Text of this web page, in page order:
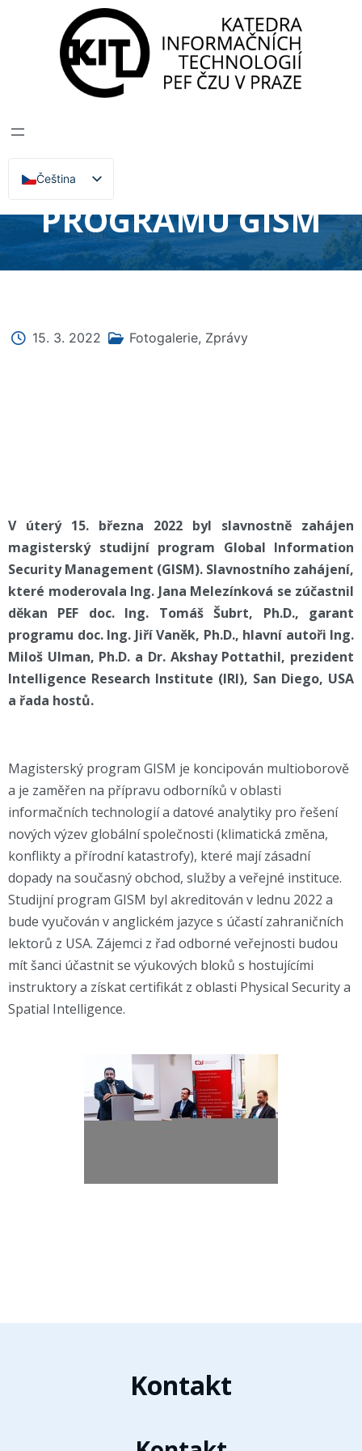
Čeština
English
informačních technologií
Zprávy, Akce,
SLAVNOSTNÍ
STUDIJNÍHO
PROGRAMU GISM
15. 3. 2022 Fotogalerie, Zprávy
V úterý 15. března 2022 byl slavnostně zahájen
magisterský studijní program Global Information
Security Management (GISM). Slavnostního zahájení,
které moderovala Ing. Jana Melezínková se zúčastnil
děkan PEF doc. Ing. Tomáš Šubrt, Ph.D., garant
programu doc. Ing. Jiří Vaněk, Ph.D., hlavní autoři Ing.
Miloš Ulman, Ph.D. a Dr. Akshay Pottathil, prezident
Intelligence Research Institute (IRI), San Diego, USA
a řada hostů.
Magisterský program GISM je koncipován multioborově
a je zaměřen na přípravu odborníků v oblasti
informačních technologií a datové analytiky pro řešení
nových výzev globální společnosti (klimatická změna,
konflikty a přírodní katastrofy), které mají zásadní
dopady na současný obchod, služby a veřejné instituce.
Studijní program GISM byl akreditován v lednu 2022 a
bude vyučován v anglickém jazyce s účastí zahraničních
lektorů z USA. Zájemci z řad odborné veřejnosti budou
mít šanci účastnit se výukových bloků s hostujícími
instruktory a získat certifikát z oblasti Physical Security a
Spatial Intelligence.
Kontakt